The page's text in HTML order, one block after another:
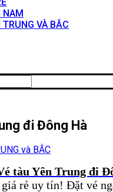
NAM
VÀ BẮC
đi Đông Hà
và BẮC
tàu Yên Trung đi
rẻ uy tín! Đặt vé